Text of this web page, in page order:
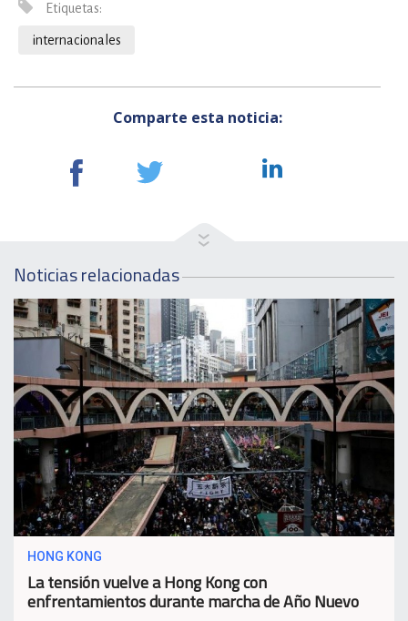
Etiquetas:
internacionales
Comparte esta noticia:
Noticias relacionadas
HONG KONG
La tensión vuelve a Hong Kong con
enfrentamientos durante marcha de Año Nuevo